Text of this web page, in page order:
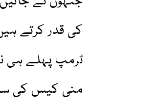
کی قدر کرتے
ٹرمپ پہلے ہی